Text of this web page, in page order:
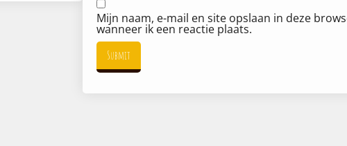
Mijn naam, e-mail en site opslaan in deze
wanneer ik een reactie plaats.